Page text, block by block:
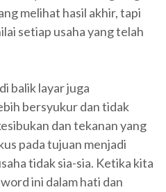
melihat hasil akhir, tapi
setiap usaha yang telah
balik layar juga
bersyukur dan tidak
dan tekanan yang
pada tujuan menjadi
tidak sia-sia. Ketika kita
ini dalam hati dan